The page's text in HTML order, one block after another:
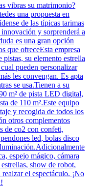
vibras su matrimonio?
una propuesta en
de las típicas tarimas
y sorprenderá a
es una gran opción
que ofreceEsta empresa
su elemento estrella
pueden personalizar
les convengan. Es apta
se usa.Tienen a su
m² de pista LED digital,
de 110 m².Este equipo
y recogida de todos los
otros complementos
de co2 con confeti,
led, bolas disco
espejo mágico, cámara
show de robot,
el espectáculo. ¡No